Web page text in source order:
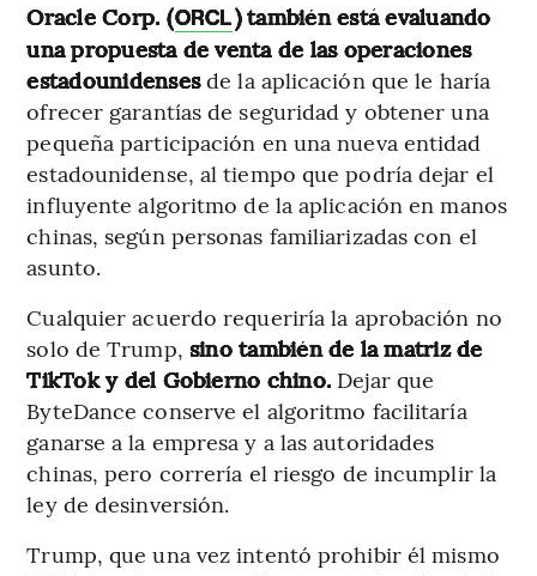
Oracle Corp. (ORCL) también está evaluando
una propuesta de venta de las operaciones
estadounidensesde la aplicación que le haría
ofrecer garantías de seguridad y obtener una
pequeña participación en una nueva entidad
estadounidense, al tiempo que podría dejar el
influyente algoritmo de la aplicación en manos
chinas, según personas familiarizadas con el
asunto.
Cualquier acuerdo requeriría la aprobación no
solo de Trump, sino también de la matriz de
TikTok y del Gobierno chino. Dejar que
ByteDance conserve el algoritmo facilitaría
ganarse a la empresa y a las autoridades
chinas, pero correría el riesgo de incumplir la
ley de desinversión.
Trump, que una vez intentó prohibir él mismo